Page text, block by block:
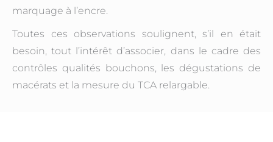
marquage à l’encre.
Toutes ces observations soulignent, s’il en était
besoin, tout l’intérêt d’associer, dans le cadre des
contrôles qualités bouchons, les dégustations de
macérats et la mesure du TCA relargable.